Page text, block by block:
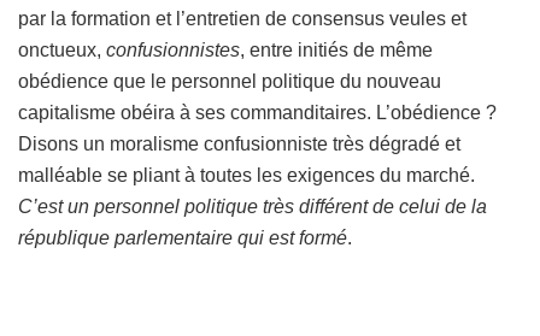
par la formation et l’entretien de consensus veules et
onctueux, confusionnistes, entre initiés de même
obédience que le personnel politique du nouveau
capitalisme obéira à ses commanditaires. L’obédience ?
Disons un moralisme confusionniste très dégradé et
malléable se pliant à toutes les exigences du marché.
C’est un personnel politique très différent de celui de la
république parlementaire qui est formé.